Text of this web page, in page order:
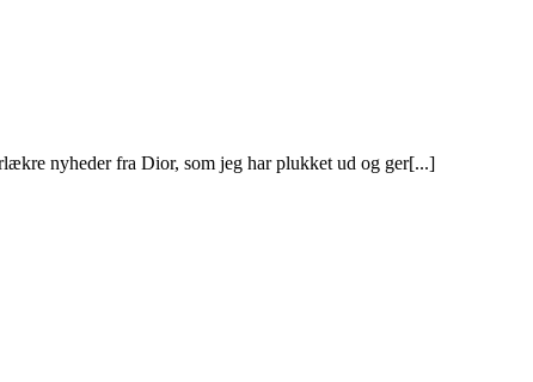
nyheder fra Dior, som jeg har plukket ud og ger[...]